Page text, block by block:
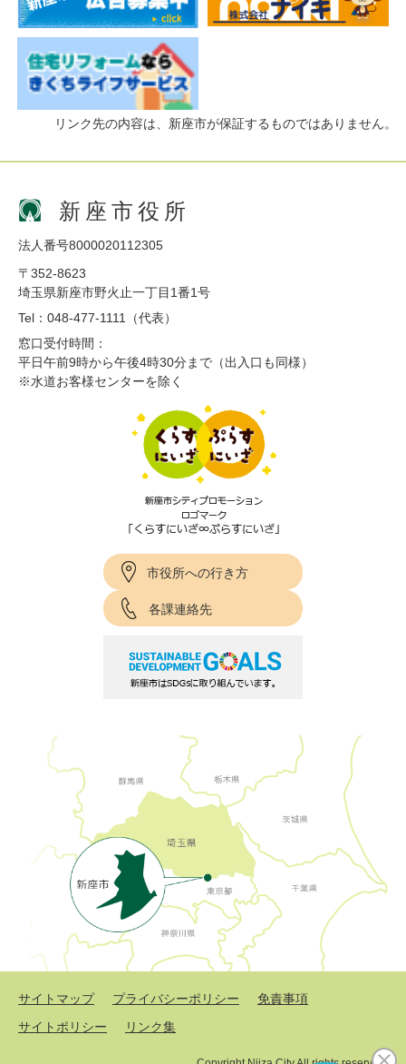
リンク先の内容は、新座市が保証するものではありません。
新座市役所
法人番号8000020112305
〒352-8623
埼玉県新座市野火止一丁目1番1号
Tel：048-477-1111（代表）
窓口受付時間：
平日午前9時から午後4時30分まで（出入口も同様）
※水道お客様センターを除く
市役所への行き方
各課連絡先
サイトマップ プライバシーポリシー
免責事項
サイトポリシー
リンク集